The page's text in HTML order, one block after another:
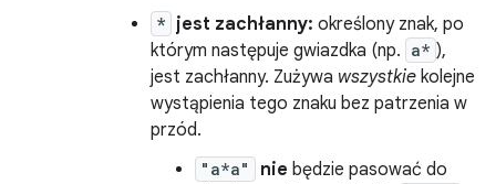
* jest zachłanny: określony znak, po
którym następuje gwiazdka (np. a* ),
jest zachłanny. Zużywa wszystkie kolejne
wystąpienia tego znaku bez patrzenia w
przód.
"a*a" nie będzie pasować do